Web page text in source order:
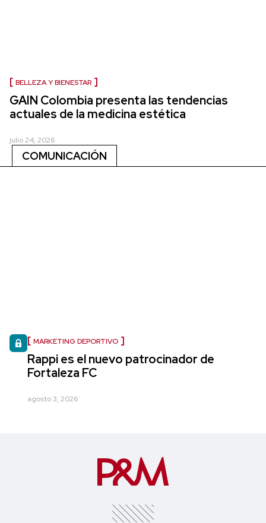
BELLEZA Y BIENESTAR
GAIN Colombia presenta las tendencias
actuales de la medicina estética
julio 24, 2026
COMUNICACIÓN
MARKETING DEPORTIVO
Rappi es el nuevo patrocinador de
Fortaleza FC
agosto 3, 2026